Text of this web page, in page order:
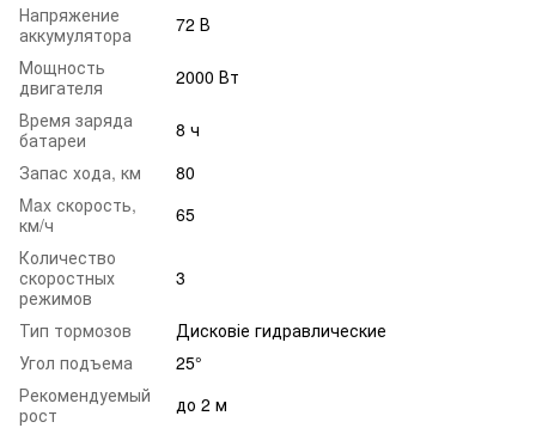
Напряжение
аккумулятора
72 В
Мощность
двигателя
2000 Вт
Время заряда
батареи
8 ч
Запас хода, км
80
Max скорость,
км/ч
65
Количество
скоростных
режимов
3
Тип тормозов
Дисковіе гидравлические
Угол подъема
25°
Рекомендуемый
рост
до 2 м